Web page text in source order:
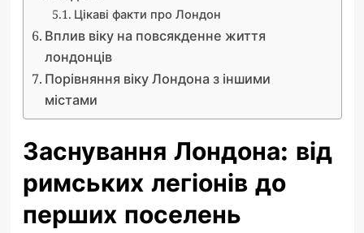
Цікаві факти про Лондон
Вплив віку на повсякденне життя
лондонців
Порівняння віку Лондона з іншими
містами
Заснування Лондона: від
римських легіонів до
перших поселень